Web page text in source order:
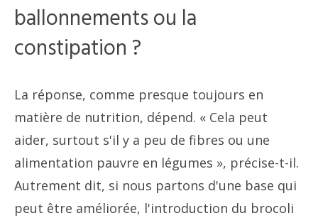
ballonnements ou la
constipation ?
La réponse, comme presque toujours en
matière de nutrition, dépend. « Cela peut
aider, surtout s'il y a peu de fibres ou une
alimentation pauvre en légumes », précise-t-il.
Autrement dit, si nous partons d'une base qui
peut être améliorée, l'introduction du brocoli